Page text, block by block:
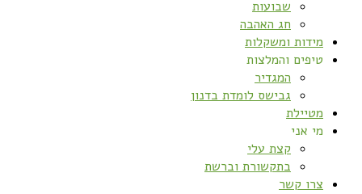
שבועות
חג האהבה
מידות ומשקלות
טיפים והמלצות
המגדיר
גבישס לומדת בדנון
מטיילת
מי אני
קצת עלי
בתקשורת וברשת
צרו קשר